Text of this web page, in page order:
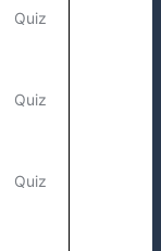
Quiz
Quiz
Quiz